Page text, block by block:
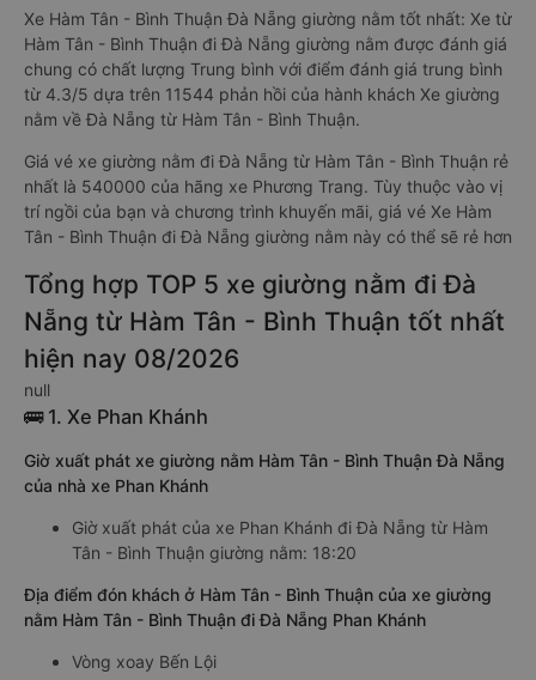
Xe Hàm Tân - Bình Thuận Đà Nẵng giường nằm tốt nhất: Xe từ
Hàm Tân - Bình Thuận đi Đà Nẵng giường nằm được đánh giá
chung có chất lượng Trung bình với điểm đánh giá trung bình
từ 4.3/5 dựa trên 11544 phản hồi của hành khách Xe giường
nằm về Đà Nẵng từ Hàm Tân - Bình Thuận.
Giá vé xe giường nằm đi Đà Nẵng từ Hàm Tân - Bình Thuận rẻ
nhất là 540000 của hãng xe Phương Trang. Tùy thuộc vào vị
trí ngồi của bạn và chương trình khuyến mãi, giá vé Xe Hàm
Tân - Bình Thuận đi Đà Nẵng giường nằm này có thể sẽ rẻ hơn
Tổng hợp TOP 5 xe giường nằm đi Đà
Nẵng từ Hàm Tân - Bình Thuận tốt nhất
hiện nay 08/2026
null
🚌 1. Xe Phan Khánh
Giờ xuất phát xe giường nằm Hàm Tân - Bình Thuận Đà Nẵng
của nhà xe Phan Khánh
Giờ xuất phát của xe Phan Khánh đi Đà Nẵng từ Hàm
Tân - Bình Thuận giường nằm: 18:20
Địa điểm đón khách ở Hàm Tân - Bình Thuận của xe giường
nằm Hàm Tân - Bình Thuận đi Đà Nẵng Phan Khánh
Vòng xoay Bến Lội